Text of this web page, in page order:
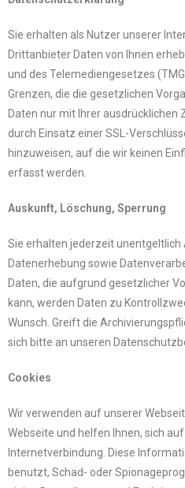
Sie erhalten als Nutzer unserer
Drittanbieter Daten von Ihnen
und des Telemediengesetzes
Grenzen, die die gesetzlichen
Daten nur mit Ihrer ausdrücklichen
durch Einsatz einer SSL-
hinzuweisen, auf die wir keinen
erfasst werden.
Auskunft, Löschung, Sperrung
Sie erhalten jederzeit
Datenerhebung sowie
Daten, die aufgrund gesetzlicher
kann, werden Daten zu
Wunsch. Greift die
sich bitte an unseren
Cookies
Wir verwenden auf unserer
Webseite und helfen Ihnen, sich
Internetverbindung. Diese
benutzt, Schad- oder